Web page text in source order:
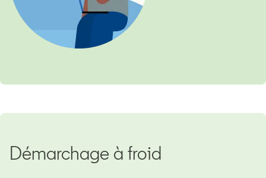
Démarchage à froid